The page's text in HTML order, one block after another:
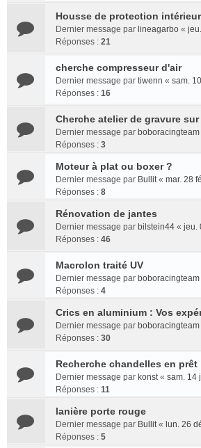
Housse de protection
Dernier message par lineagarbo «
Réponses : 21
cherche compresseur d'air
Dernier message par tiwenn « sam.
Réponses : 16
Cherche atelier de gravure
Dernier message par boboracingteam
Réponses : 3
Moteur à plat ou boxer ?
Dernier message par Bullit« mar. 28
Réponses : 8
Rénovation de jantes
Dernier message par bilstein44 « jeu.
Réponses : 46
Macrolon traité UV
Dernier message par boboracingteam
Réponses : 4
Crics en aluminium : Vos
Dernier message par boboracingteam
Réponses : 30
Recherche chandelles en prêt
Dernier message par konst« sam. 14
Réponses : 11
lanière porte rouge
Dernier message par Bullit« lun. 26
Réponses : 5